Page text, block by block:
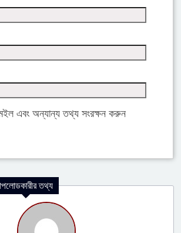
এবং অন্যান্য তথ্য সংরক্ষন করুন
তথ্য